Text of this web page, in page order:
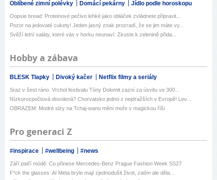
Oblíbené zimní polévky Domácí pekárny Jídlo podle horoskopu
Oopsie bread: Proteinové pečivo lehké jako obláček zvládnete připravit...
Pozor na jedovaté cukety! Jeden jasný znak prozradí, že se jim máte vy...
Svěží letní saláty, které vás v horku neunaví: Zkuste k zelenině přida...
Hobby a zábava
BLESK Tlapky Divoký kačer Netflix filmy a seriály
Sraz v šest ráno. Vrchol festivalu Tóny Dolomit zazní za úsvitu ve 300...
Nízkorozpočtová dovolená? Chorvatsko jedno z nejdražších v Evropě! Lev...
OBRAZEM: Modré slzy na Tchaj-wanu mění moře v magickou říši
Pro generaci Z
#inspirace #wellbeing #news
Září patří módě: Co přinese Mercedes-Benz Prague Fashion Week SS27
F*ck the glasses: AI Meta brýle mají zjednodušit život, zatím ale děla...